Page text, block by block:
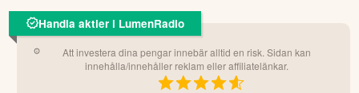
Handla aktier i LumenRadio
Att investera dina pengar innebär alltid en risk. Sidan kan
innehålla/innehåller reklam eller affiliatelänkar.